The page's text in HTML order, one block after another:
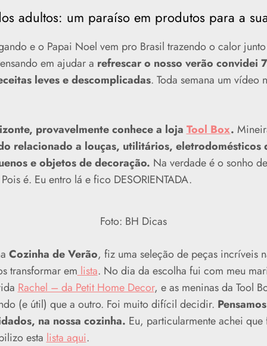
adultos: um paraíso em produtos para a
e o Papai Noel vem pro Brasil trazendo o calor
em ajudar a refrescar o nosso verão convidei
leves e descomplicadas. Toda semana um vídeo
provavelmente conhece a loja Tool Box.
relacionado a louças, utilitários, eletrodomésticos
e objetos de decoração. Na verdade é o sonho
é. Eu entro lá e fico DESORIENTADA.
Foto: BH Dicas
Cozinha de Verão, fiz uma seleção de peças incríveis
transformar em lista. No dia da escolha fui com meu
Rachel – da Petit Home Decor, e as meninas da Tool
(e útil) que a outro. Foi muito difícil decidir.
na nossa cozinha. Eu, particularmente achei
esta lista aqui.